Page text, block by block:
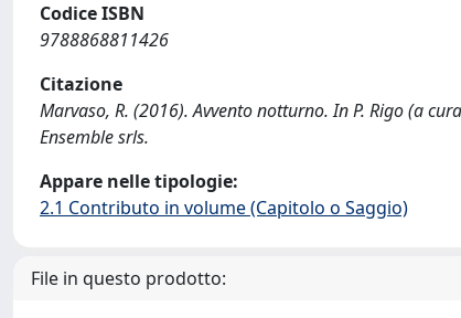
Codice ISBN
9788868811426
Citazione
Marvaso, R. (2016). Avvento notturno. In P. Rigo (a
Ensemble srls.
Appare nelle tipologie:
2.1 Contributo in volume (Capitolo o Saggio)
File in questo prodotto: